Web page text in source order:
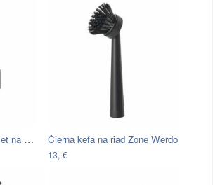
Čierno-biely trojdielny set na umývanie… Čierna kefa na riad Zone Werdo
13,-€